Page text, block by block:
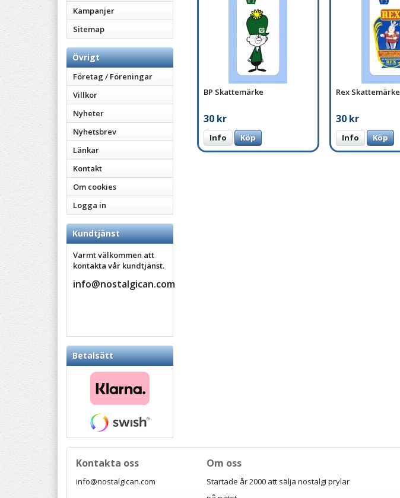
Kampanjer
Sitemap
Övrigt
Företag / Föreningar
Villkor
Nyheter
Nyhetsbrev
Länkar
Kontakt
Om cookies
Logga in
Kundtjänst
Varmt välkommen att
kontakta vår kundtjänst.
info@nostalgican.com
Betalsätt
BP Skattemärke
30 kr
Info Köp
Rex Skattemärke
30 kr
Info Köp
Kontakta oss
info@nostalgican.com
Om oss
Startade år 2000 att sälja nostalgi prylar